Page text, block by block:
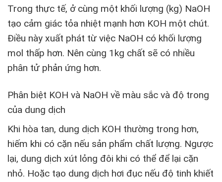
Trong thực tế, ở cùng một khối lượng (kg) NaOH
tạo cảm giác tỏa nhiệt mạnh hơn KOH một chút.
Điều này xuất phát từ việc NaOH có khối lượng
mol thấp hơn. Nên cùng 1kg chất sẽ có nhiều
phân tử phản ứng hơn.
Phân biệt KOH và NaOH về màu sắc và độ trong
của dung dịch
Khi hòa tan, dung dịch KOH thường trong hơn,
hiếm khi có cặn nếu sản phẩm chất lượng. Ngược
lại, dung dịch xút lỏng đôi khi có thể để lại cặn
nhỏ. Hoặc tạo dung dịch hơi đục nếu độ tinh khiết